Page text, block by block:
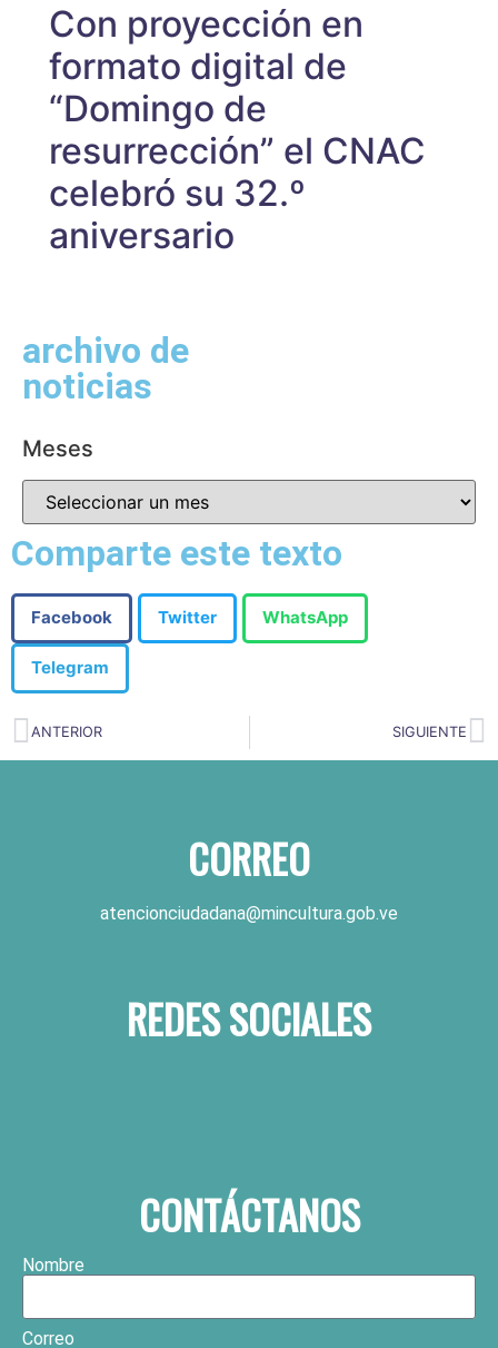
Con proyección en
formato digital de
“Domingo de
resurrección” el CNAC
celebró su 32.º
aniversario
archivo de
noticias
Meses
Comparte este texto
Facebook Twitter WhatsApp
Telegram
ANTERIOR SIGUIENTE
CORREO
atencionciudadana@mincultura.gob.ve
REDES SOCIALES
CONTÁCTANOS
Nombre
Correo